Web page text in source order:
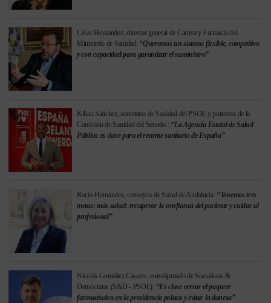
César Hernández, director general de Cartera y Farmacia del
Ministerio de Sanidad: “Queremos un sistema flexible, competitivo
y con capacidad para garantizar el suministro”
Kilian Sánchez, secretario de Sanidad del PSOE y portavoz de la
Comisión de Sanidad del Senado.: “La Agencia Estatal de Salud
Pública es clave para el rearme sanitario de España”
Rocío Hernández, consejera de Salud de Andalucía: “Tenemos tres
metas: más salud; recuperar la confianza del paciente y cuidar al
profesional”
Nicolás González Casares, eurodiputado de Socialistas &
Demócratas (S&D - PSOE): “Es clave cerrar el paquete
farmacéutico en la presidencia polaca y evitar la danesa”